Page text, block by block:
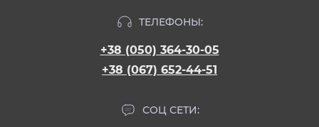
ТЕЛЕФОНЫ:
+38 (050) 364-30-05
+38 (067) 652-44-51
СОЦ СЕТИ: